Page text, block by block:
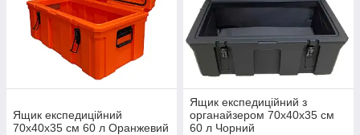
Ящик експедиційний
70х40х35 см 60 л Оранжевий
Ящик експедиційний з
органайзером 70х40х35 см
60 л Чорний